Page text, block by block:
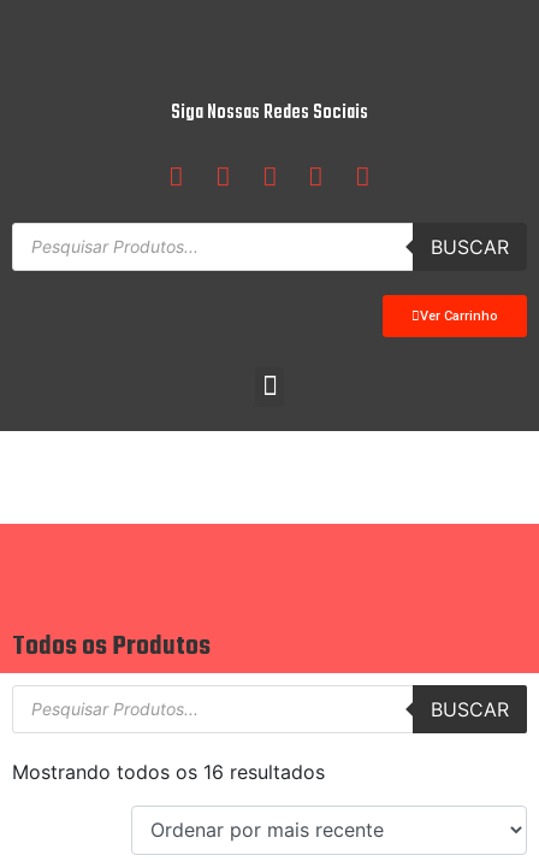
Siga Nossas Redes Sociais
BUSCAR
Ver Carrinho
Todos os Produtos
BUSCAR
Mostrando todos os 16 resultados